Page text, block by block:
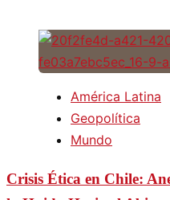
América Latina
Geopolítica
Mundo
Crisis Ética en Chile: